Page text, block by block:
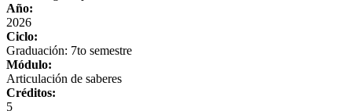
Año:
2026
Ciclo:
Graduación: 7to semestre
Módulo:
Articulación de saberes
Créditos:
5